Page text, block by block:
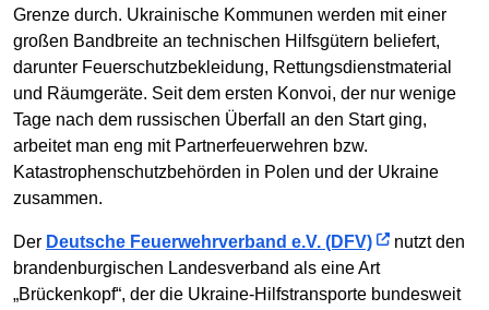
Grenze durch. Ukrainische Kommunen werden mit einer
großen Bandbreite an technischen Hilfsgütern beliefert,
darunter Feuerschutzbekleidung, Rettungsdienstmaterial
und Räumgeräte. Seit dem ersten Konvoi, der nur wenige
Tage nach dem russischen Überfall an den Start ging,
arbeitet man eng mit Partnerfeuerwehren bzw.
Katastrophenschutzbehörden in Polen und der Ukraine
zusammen.
Der Deutsche Feuerwehrverband e.V. (DFV)
nutzt den
brandenburgischen Landesverband als eine Art
„Brückenkopf“, der die Ukraine-Hilfstransporte bundesweit